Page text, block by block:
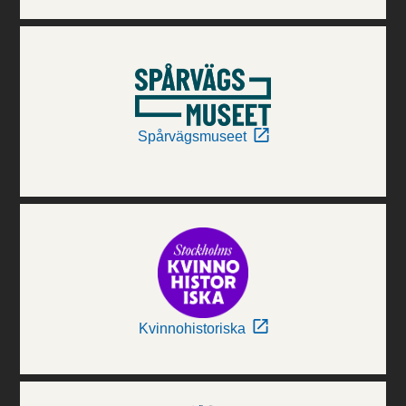
Spårvägsmuseet
Kvinnohistoriska